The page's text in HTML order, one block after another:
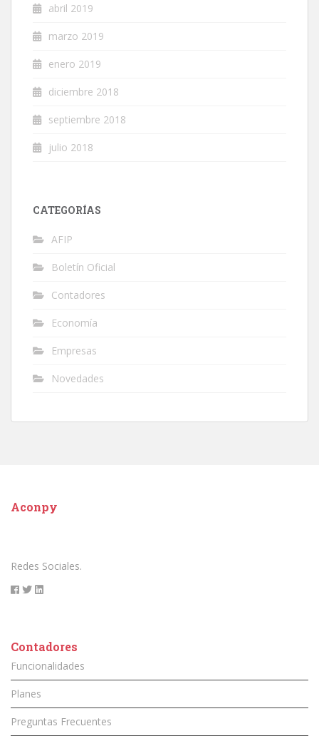
abril 2019
marzo 2019
enero 2019
diciembre 2018
septiembre 2018
julio 2018
CATEGORÍAS
AFIP
Boletín Oficial
Contadores
Economía
Empresas
Novedades
Aconpy
Redes Sociales.
Contadores
Funcionalidades
Planes
Preguntas Frecuentes